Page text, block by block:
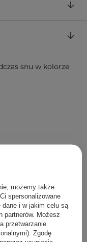
snu w kolorze
również
możemy także
spersonalizowane
i w jakim celu są
partnerów. Możesz
przetwarzanie
Zgodę